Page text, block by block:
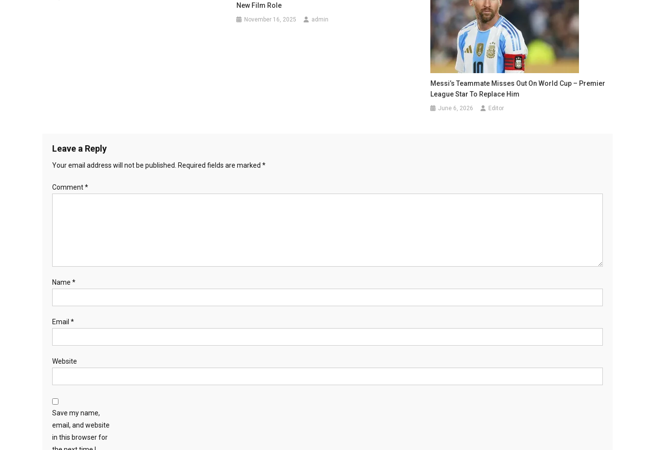
New Film Role
November 16, 2025 admin
Messi’s Teammate Misses Out On World Cup – Premier
League Star To Replace Him
June 6, 2026 Editor
Leave a Reply
Your email address will not be published. Required fields are marked *
Comment*
Name *
Email *
Website
Save my name,
email, and website
in this browser for